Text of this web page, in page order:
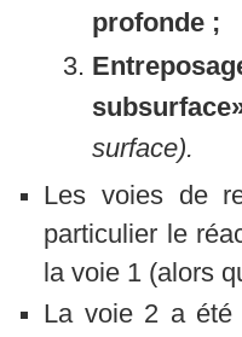
profonde ;
surface).
Les voies de
particulier le
la voie 1 (alors
La voie 2 a été